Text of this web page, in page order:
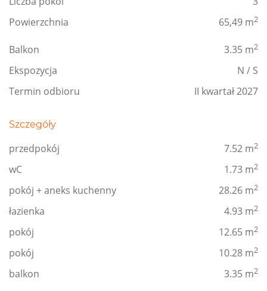
Powierzchnia
65,49 m2
Balkon 3.35 m2
Ekspozycja
N / S
Termin odbioru
II kwartał 2027
Szczegóły
przedpokój 7.52 m2
wC 1.73 m2
pokój + aneks kuchenny 28.26 m2
łazienka 4.93 m2
pokój 12.65 m2
pokój 10.28 m2
balkon 3.35 m2